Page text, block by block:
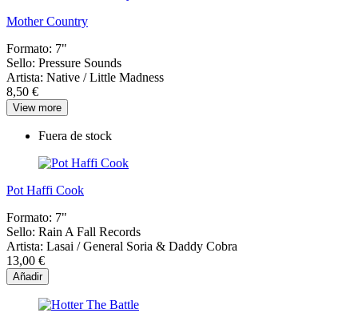
Mother Country
Formato: 7"
Sello: Pressure Sounds
Artista: Native / Little Madness
8,50 €
View more
Fuera de stock
Pot Haffi Cook
Formato: 7"
Sello: Rain A Fall Records
Artista: Lasai / General Soria & Daddy Cobra
13,00 €
Añadir